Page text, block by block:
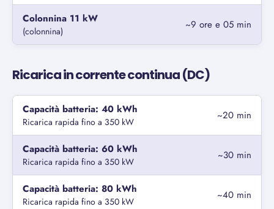
Colonnina 11 kW
(colonnina)
~9 ore e 05 min
Ricarica in corrente continua (DC)
Capacità batteria: 40 kWh
Ricarica rapida fino a 350 kW
~20 min
Capacità batteria: 60 kWh
Ricarica rapida fino a 350 kW
~30 min
Capacità batteria: 80 kWh
Ricarica rapida fino a 350 kW
~40 min